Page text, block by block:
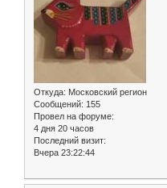
Откуда: Московский регион
Сообщений: 155
Провел на форуме:
4 дня 20 часов
Последний визит:
Вчера 23:22:44